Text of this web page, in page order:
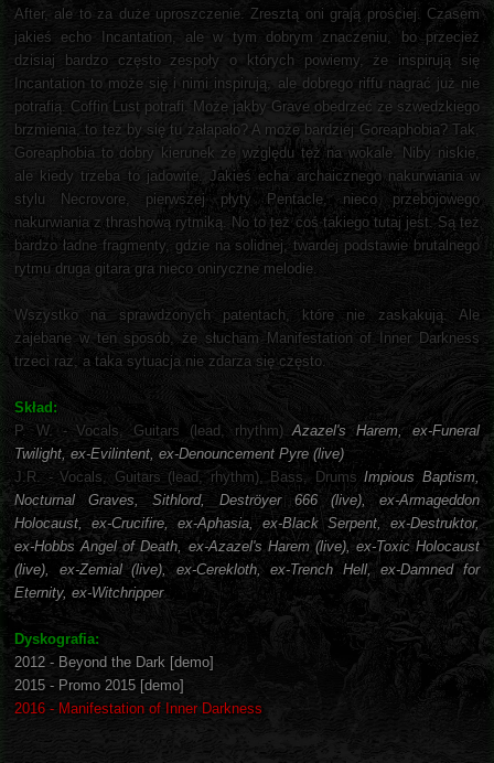
After, ale to za duże uproszczenie. Zresztą oni grają prościej. Czasem
jakieś echo Incantation, ale w tym dobrym znaczeniu, bo przecież
dzisiaj bardzo często zespoły o których powiemy, że inspirują się
Incantation to może się i nimi inspirują, ale dobrego riffu nagrać już nie
potrafią. Coffin Lust potrafi. Może jakby Grave obedrzeć ze szwedzkiego
brzmienia, to też by się tu załapało? A może bardziej Goreaphobia? Tak,
Goreaphobia to dobry kierunek ze względu też na wokale. Niby niskie,
ale kiedy trzeba to jadowite. Jakieś echa archaicznego nakurwiania w
stylu Necrovore, pierwszej płyty Pentacle, nieco przebojowego
nakurwiania z thrashową rytmiką. No to też coś takiego tutaj jest. Są też
bardzo ładne fragmenty, gdzie na solidnej, twardej podstawie brutalnego
rytmu druga gitara gra nieco oniryczne melodie.
Wszystko na sprawdzonych patentach, które nie zaskakują. Ale
zajebane w ten sposób, że słucham Manifestation of Inner Darkness
trzeci raz, a taka sytuacja nie zdarza się często.
Skład:
P. W. - Vocals, Guitars (lead, rhythm)Azazel's Harem, ex-Funeral
Twilight, ex-Evilintent, ex-Denouncement Pyre (live)
J.R. - Vocals, Guitars (lead, rhythm), Bass, DrumsImpious Baptism,
Nocturnal Graves, Sithlord, Deströyer 666 (live), ex-Armageddon
Holocaust, ex-Crucifire, ex-Aphasia, ex-Black Serpent, ex-Destruktor,
ex-Hobbs Angel of Death, ex-Azazel's Harem (live), ex-Toxic Holocaust
(live), ex-Zemial (live), ex-Cerekloth, ex-Trench Hell, ex-Damned for
Eternity, ex-Witchripper
Dyskografia:
2012 - Beyond the Dark [demo]
2015 - Promo 2015 [demo]
2016 - Manifestation of Inner Darkness